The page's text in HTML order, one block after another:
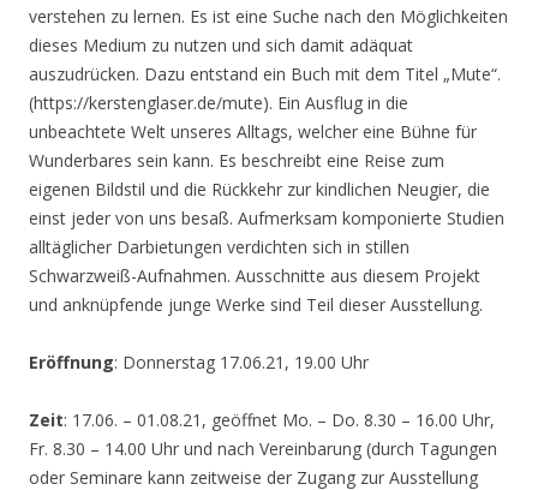
verstehen zu lernen. Es ist eine Suche nach den Möglichkeiten
dieses Medium zu nutzen und sich damit adäquat
auszudrücken. Dazu entstand ein Buch mit dem Titel „Mute“.
(https://kerstenglaser.de/mute). Ein Ausflug in die
unbeachtete Welt unseres Alltags, welcher eine Bühne für
Wunderbares sein kann. Es beschreibt eine Reise zum
eigenen Bildstil und die Rückkehr zur kindlichen Neugier, die
einst jeder von uns besaß. Aufmerksam komponierte Studien
alltäglicher Darbietungen verdichten sich in stillen
Schwarzweiß-Aufnahmen. Ausschnitte aus diesem Projekt
und anknüpfende junge Werke sind Teil dieser Ausstellung.
Eröffnung: Donnerstag 17.06.21, 19.00 Uhr
Zeit: 17.06. – 01.08.21, geöffnet Mo. – Do. 8.30 – 16.00 Uhr,
Fr. 8.30 – 14.00 Uhr und nach Vereinbarung (durch Tagungen
oder Seminare kann zeitweise der Zugang zur Ausstellung